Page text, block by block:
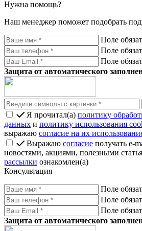
Нужна помощь?
Наш менеджер поможет подобрать
Поле
Поле
Поле
Защита от автоматического
Я прочитал(а) политику
данных и политику использования
выражаю согласие на их
Выражаю согласие получать e-
новостями, акциями, полезными
рассылки ознакомлен(а)
Консультация
Поле
Поле
Поле
Защита от автоматического